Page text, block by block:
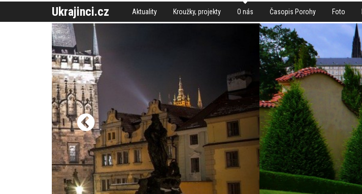
Ukrajinci.cz Aktuality Kroužky, projekty O nás Časopis Porohy Foto